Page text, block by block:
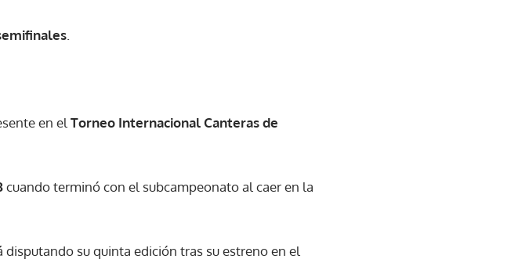
en el Torneo Internacional Canteras de
cuando terminó con el subcampeonato al caer en la
disputando su quinta edición tras su estreno en el